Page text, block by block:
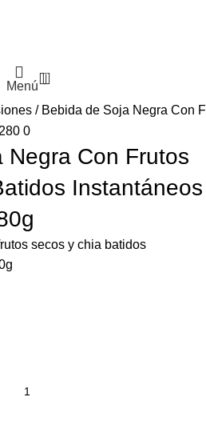
Menú
0
Bebida de Soja Negra Con
Negra Con Frutos
Instantáneos
secos y chia batidos